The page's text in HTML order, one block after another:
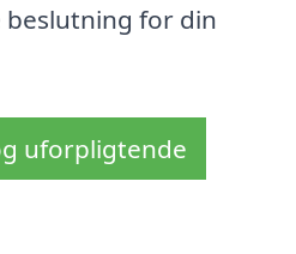
for din
uforpligtende